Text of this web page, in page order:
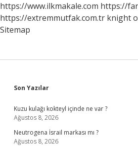
Mı
https://www.ilkmakale.com https://
https://extremmutfak.com.tr knight
Sitemap
Sidebar
Son Yazılar
Kuzu kulağı kokteyl içinde ne var ?
Ağustos 8, 2026
Neutrogena İsrail markası mı ?
Ağustos 8, 2026